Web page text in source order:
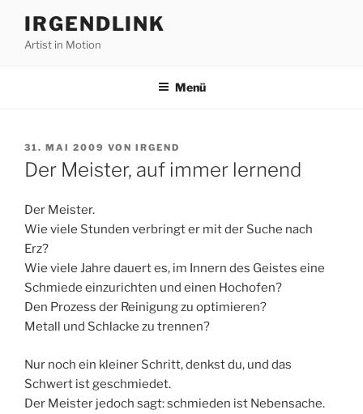
Inhalt
springen
IRGENDLINK
Artist in Motion
Menü
VERÖFFENTLICHT
AM
31. MAI 2009 VON IRGEND
Der Meister, auf immer lernend
Der Meister.
Wie viele Stunden verbringt er mit der Suche nach
Erz?
Wie viele Jahre dauert es, im Innern des Geistes eine
Schmiede einzurichten und einen Hochofen?
Den Prozess der Reinigung zu optimieren?
Metall und Schlacke zu trennen?
Nur noch ein kleiner Schritt, denkst du, und das
Schwert ist geschmiedet.
Der Meister jedoch sagt: schmieden ist Nebensache.